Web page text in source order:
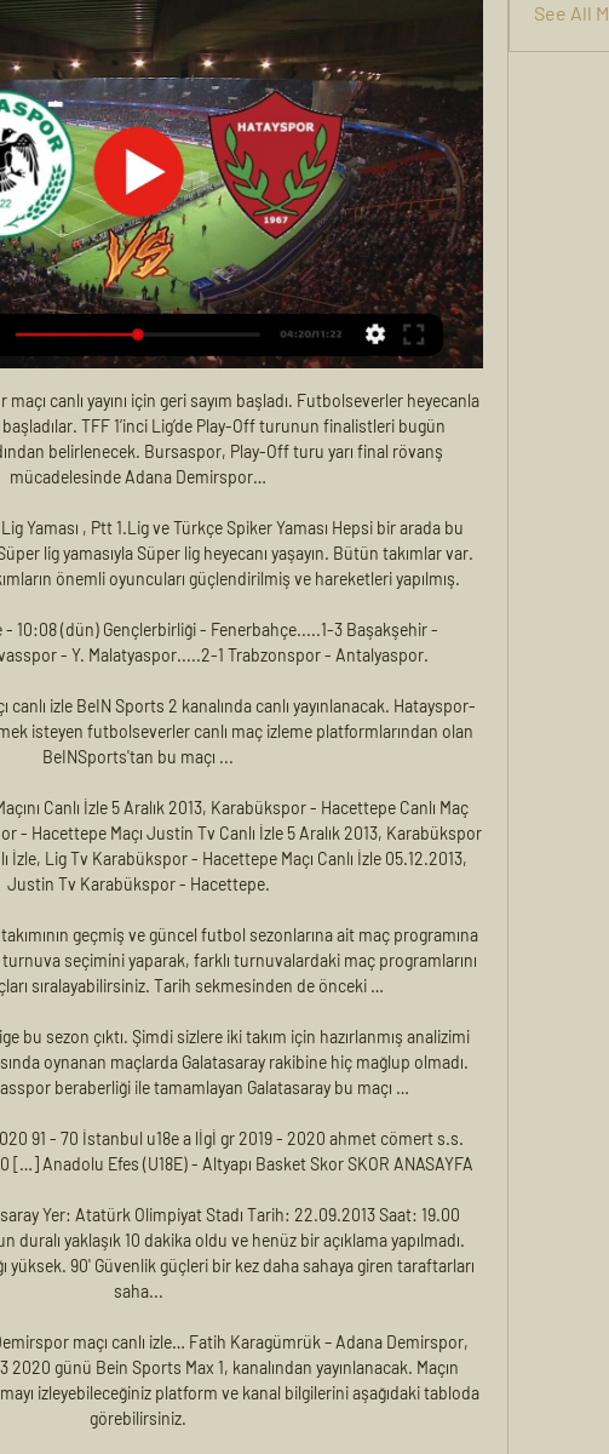
canlı yayını için geri sayım başladı. Futbolseverler heyecanla
başladılar. TFF 1’inci Lig’de Play-Off turunun finalistleri bugün
belirlenecek. Bursaspor, Play-Off turu yarı final rövanş
mücadelesinde Adana Demirspor…
Yaması , Ptt 1.Lig ve Türkçe Spiker Yaması Hepsi bir arada bu
lig yamasıyla Süper lig heyecanı yaşayın. Bütün takımlar var.
önemli oyuncuları güçlendirilmiş ve hareketleri yapılmış.
- 10:08 (dün) Gençlerbirliği - Fenerbahçe.....1-3 Başakşehir -
- Y. Malatyaspor.....2-1 Trabzonspor - Antalyaspor.
izle BeIN Sports 2 kanalında canlı yayınlanacak. Hatayspor-
isteyen futbolseverler canlı maç izleme platformlarından olan
BeINSports'tan bu maçı ...
Canlı İzle 5 Aralık 2013, Karabükspor - Hacettepe Canlı Maç
- Hacettepe Maçı Justin Tv Canlı İzle 5 Aralık 2013, Karabükspor
İzle, Lig Tv Karabükspor - Hacettepe Maçı Canlı İzle 05.12.2013,
Justin Tv Karabükspor - Hacettepe.
geçmiş ve güncel futbol sezonlarına ait maç programına
seçimini yaparak, farklı turnuvalardaki maç programlarını
sıralayabilirsiniz. Tarih sekmesinden de önceki …
bu sezon çıktı. Şimdi sizlere iki takım için hazırlanmış analizimi
oynanan maçlarda Galatasaray rakibine hiç mağlup olmadı.
beraberliği ile tamamlayan Galatasaray bu maçı …
91 - 70 İstanbul u18e a lİgİ gr 2019 - 2020 ahmet cömert s.s.
[…] Anadolu Efes (U18E) - Altyapı Basket Skor SKOR ANASAYFA
Yer: Atatürk Olimpiyat Stadı Tarih: 22.09.2013 Saat: 19.00
duralı yaklaşık 10 dakika oldu ve henüz bir açıklama yapılmadı.
yüksek. 90' Güvenlik güçleri bir kez daha sahaya giren taraftarları
saha...
maçı canlı izle… Fatih Karagümrük – Adana Demirspor,
2020 günü Bein Sports Max 1, kanalından yayınlanacak. Maçın
izleyebileceğiniz platform ve kanal bilgilerini aşağıdaki tabloda
görebilirsiniz.
See All